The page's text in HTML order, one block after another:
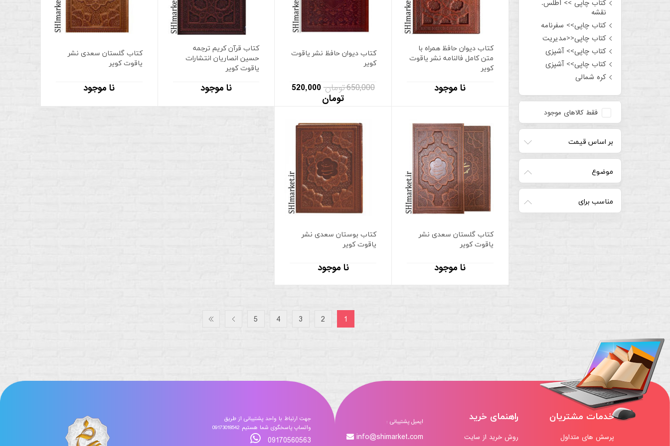
کتاب چاپی >> اطلس.
نقشه
کتاب چاپی>> سفرنامه
کتاب چاپی<<مدیریت
کتاب چاپی>> آشپزی
کتاب چاپی>> آشپزی
کره شمالی
فقط کالاهای موجود
بر اساس قیمت
موضوع
مناسب برای
کتاب دیوان حافظ همراه با
متن کامل فالنامه نشر یاقوت
کویر
نا موجود
کتاب دیوان حافظ نشر یاقوت
کویر
650,000 تومان
520,000
تومان
کتاب قرآن کریم ترجمه
حسین انصاریان انتشارات
یاقوت کویر
نا موجود
کتاب گلستان سعدی نشر
یاقوت کویر
نا موجود
کتاب گلستان سعدی نشر
یاقوت کویر
نا موجود
کتاب بوستان سعدی نشر
یاقوت کویر
نا موجود
1
2
3
4
5
خدمات مشتریان
پرسش های متداول
راهنمای خرید
روش خرید از سایت
ایمیل پشتیبانی :
info@shimarket.com
جهت ارتباط با واحد پشتیبانی از طریق
واتساپ پاسخگوی شما هستیم 09173018542
09170560563